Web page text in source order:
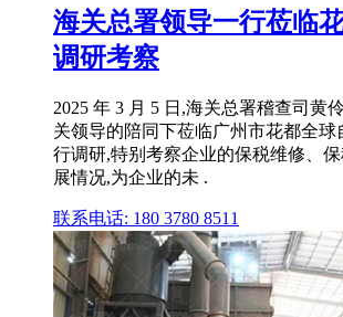
海关总署领导一行莅临
调研考察
2025 年 3 月 5 日,海关总署稽查司黄
关领导的陪同下莅临广州市花都全球
行调研,特别考察企业的保税维修、
展情况,为企业的未 .
联系电话: 180 3780 8511